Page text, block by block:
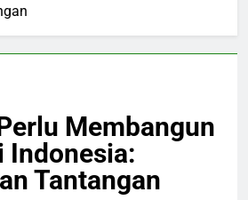
Membangun
Indonesia:
Tantangan